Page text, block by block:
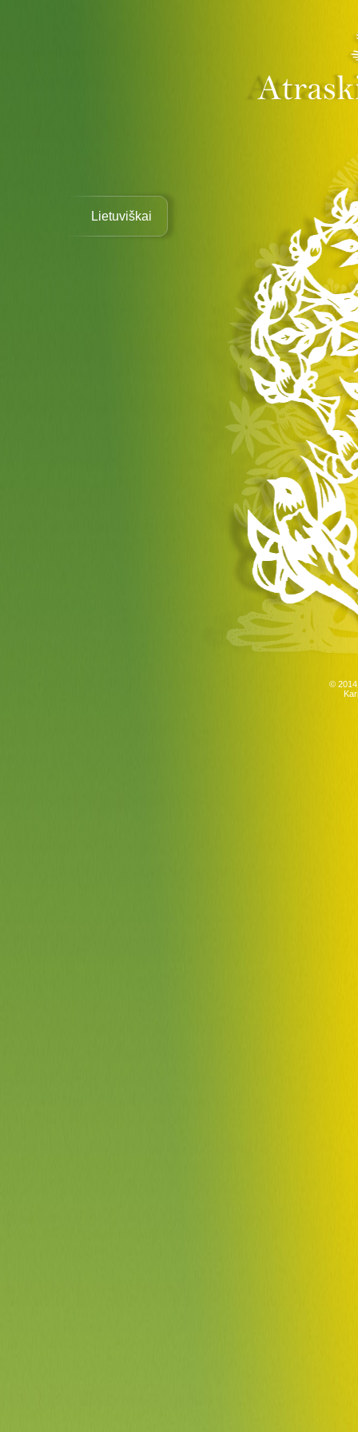
Lietuviškai
©